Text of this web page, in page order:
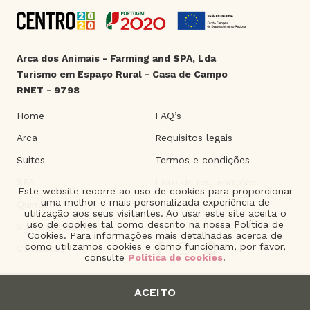
Este website recorre ao uso de cookies para proporcionar
uma melhor e mais personalizada experiência de
utilização aos seus visitantes. Ao usar este site aceita o
uso de cookies tal como descrito na nossa Política de
Cookies. Para informações mais detalhadas acerca de
como utilizamos cookies e como funcionam, por favor,
consulte Politica de cookies.
ACEITO
Arca dos Animais - Farming and SPA, Lda
Turismo em Espaço Rural - Casa de Campo
RNET - 9798
Home
Arca
Suites
Quinta
Sustentabilidade
Contactos
FAQ’s
Requisitos legais
Termos e condições
2021 © Arca dos Animais. | Product of